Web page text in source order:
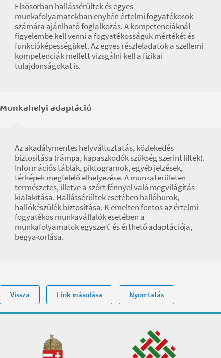
Elsősorban hallássérültek és egyes
munkafolyamatokban enyhén értelmi fogyatékosok
számára ajánlható foglalkozás. A kompetenciáknál
figyelembe kell venni a fogyatékosságuk mértékét és
funkcióképességüket. Az egyes részfeladatok a szellemi
kompetenciák mellett vizsgálni kell a fizikai
tulajdonságokat is.
Munkahelyi adaptáció
Az akadálymentes helyváltoztatás, közlekedés
biztosítása (rámpa, kapaszkodók szükség szerint liftek).
Információs táblák, piktogramok, egyéb jelzések,
térképek megfelelő elhelyezése. A munkaterületen
természetes, illetve a szórt fénnyel való megvilágítás
kialakítása. Hallássérültek esetében hallóhurok,
hallókészülék biztosítása. Kiemelten fontos az értelmi
fogyatékos munkavállalók esetében a
munkafolyamatok egyszerű és érthető adaptációja,
begyakorlása.
Vissza Link másolása Nyomtatás